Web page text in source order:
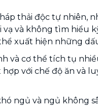
thải độc tự nhiên,
và không tìm hiểu
xuất hiện những
và cơ thể tích tụ
với chế độ ăn và
ngủ và ngủ không